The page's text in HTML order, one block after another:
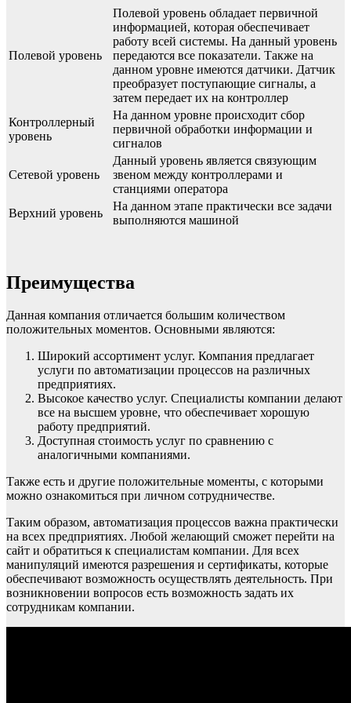
Полевой уровень
Полевой уровень обладает первичной
информацией, которая обеспечивает
работу всей системы. На данный уровень
передаются все показатели. Также на
данном уровне имеются датчики. Датчик
преобразует поступающие сигналы, а
затем передает их на контроллер
Контроллерный
уровень
На данном уровне происходит сбор
первичной обработки информации и
сигналов
Сетевой уровень
Данный уровень является связующим
звеном между контроллерами и
станциями оператора
Верхний уровень
На данном этапе практически все задачи
выполняются машиной
Преимущества
Данная компания отличается большим количеством
положительных моментов. Основными являются:
Широкий ассортимент услуг. Компания предлагает
услуги по автоматизации процессов на различных
предприятиях.
Высокое качество услуг. Специалисты компании делают
все на высшем уровне, что обеспечивает хорошую
работу предприятий.
Доступная стоимость услуг по сравнению с
аналогичными компаниями.
Также есть и другие положительные моменты, с которыми
можно ознакомиться при личном сотрудничестве.
Таким образом, автоматизация процессов важна практически
на всех предприятиях. Любой желающий сможет перейти на
сайт и обратиться к специалистам компании. Для всех
манипуляций имеются разрешения и сертификаты, которые
обеспечивают возможность осуществлять деятельность. При
возникновении вопросов есть возможность задать их
сотрудникам компании.